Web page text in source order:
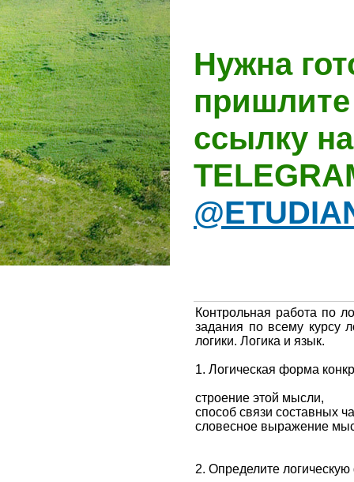
Нужна
ссылку
Контрольная работа по
задания по всему курсу
логики. Логика и язык.
1. Логическая форма
строение этой мысли,
способ связи составных
словесное выражение
2. Определите